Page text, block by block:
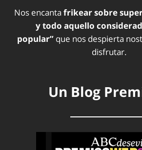
Nos encanta frikear sobre
y todo aquello
popular” que nos despierta
disfrutar.
Un Blog